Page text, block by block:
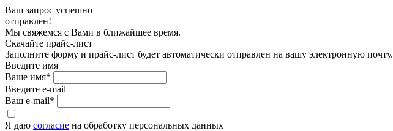
Ваш запрос успешно
отправлен!
Мы свяжемся с Вами в ближайшее время.
Скачайте прайс-лист
Заполните форму и прайс-лист будет автоматически отправлен на вашу электронную почту.
Введите имя
Ваше имя*
Введите e-mail
Ваш e-mail*
Я даю согласие на обработку персональных данных